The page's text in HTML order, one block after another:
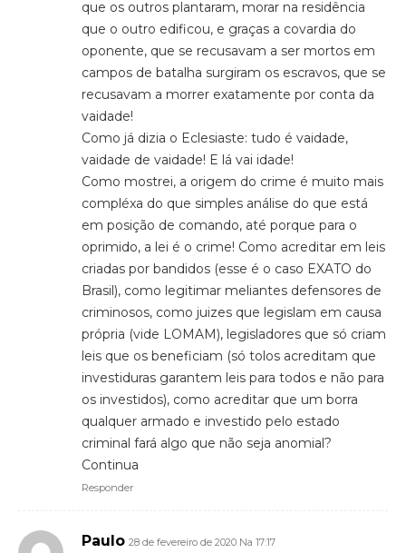
que os outros plantaram, morar na residência
que o outro edificou, e graças a covardia do
oponente, que se recusavam a ser mortos em
campos de batalha surgiram os escravos, que se
recusavam a morrer exatamente por conta da
vaidade!
Como já dizia o Eclesiaste: tudo é vaidade,
vaidade de vaidade! E lá vai idade!
Como mostrei, a origem do crime é muito mais
compléxa do que simples análise do que está
em posição de comando, até porque para o
oprimido, a lei é o crime! Como acreditar em leis
criadas por bandidos (esse é o caso EXATO do
Brasil), como legitimar meliantes defensores de
criminosos, como juizes que legislam em causa
própria (vide LOMAM), legisladores que só criam
leis que os beneficiam (só tolos acreditam que
investiduras garantem leis para todos e não para
os investidos), como acreditar que um borra
qualquer armado e investido pelo estado
criminal fará algo que não seja anomial?
Continua
Responder
Paulo 28 de fevereiro de 2020 Na 17:17